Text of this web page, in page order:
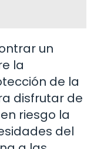
un
la
de la
disfrutar de
riesgo la
del